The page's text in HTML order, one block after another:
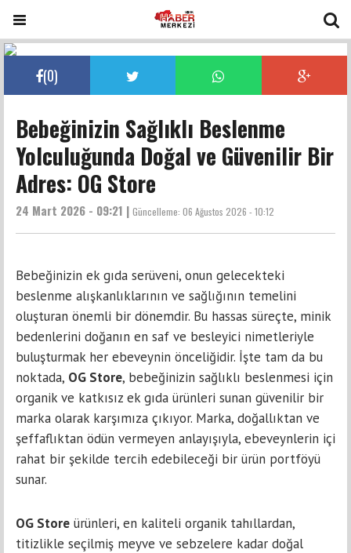
(0)
Bebeğinizin Sağlıklı Beslenme
Yolculuğunda Doğal ve Güvenilir Bir
Adres: OG Store
24 Mart 2026 - 09:21 | Güncelleme: 06 Ağustos 2026 - 10:12
Bebeğinizin ek gıda serüveni, onun gelecekteki
beslenme alışkanlıklarının ve sağlığının temelini
oluşturan önemli bir dönemdir. Bu hassas süreçte, minik
bedenlerini doğanın en saf ve besleyici nimetleriyle
buluşturmak her ebeveynin önceliğidir. İşte tam da bu
noktada, OG Store, bebeğinizin sağlıklı beslenmesi için
organik ve katkısız ek gıda ürünleri sunan güvenilir bir
marka olarak karşımıza çıkıyor. Marka, doğallıktan ve
şeffaflıktan ödün vermeyen anlayışıyla, ebeveynlerin içi
rahat bir şekilde tercih edebileceği bir ürün portföyü
sunar.
OG Store ürünleri, en kaliteli organik tahıllardan,
titizlikle seçilmiş meyve ve sebzelere kadar doğal